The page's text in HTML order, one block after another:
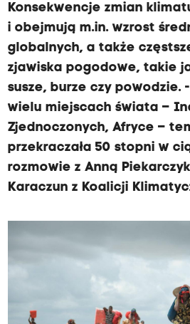
Konsekwencje zmian
i obejmują m.in. wzrost
globalnych, a także
zjawiska pogodowe, takie
susze, burze czy powodzie.
wielu miejscach świata –
Zjednoczonych, Afryce –
przekraczała 50 stopni w
rozmowie z Anną
Karaczun z Koalicji